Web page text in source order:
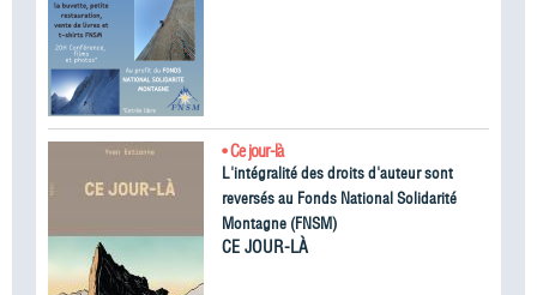
• Ce jour-là
L'intégralité des droits d'auteur sont
reversés au Fonds National Solidarité
Montagne (FNSM)
CE JOUR-LÀ